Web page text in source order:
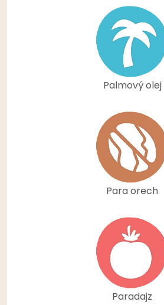
Palmový olej
Para orech
Paradajz